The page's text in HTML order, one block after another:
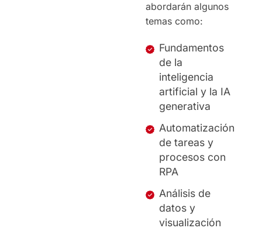
abordarán algunos
temas como:
Fundamentos
de la
inteligencia
artificial y la IA
generativa
Automatización
de tareas y
procesos con
RPA
Análisis de
datos y
visualización